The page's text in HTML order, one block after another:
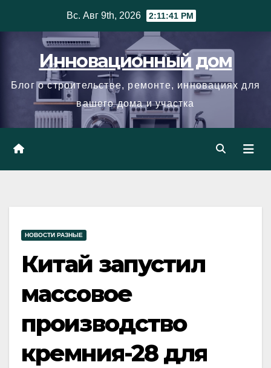
Вс. Авг 9th, 2026 2:11:41 PM
Инновационный дом
Блог о строительстве, ремонте, инновациях для
вашего дома и участка
НОВОСТИ РАЗНЫЕ
Китай запустил
массовое
производство
кремния-28 для